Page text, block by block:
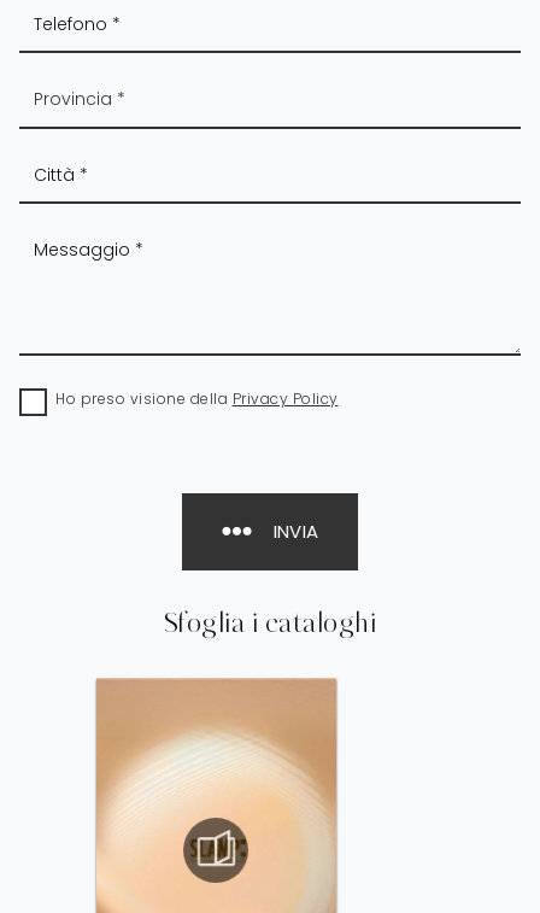
Sfoglia i cataloghi
Ho preso visione della Privacy Policy
INVIA